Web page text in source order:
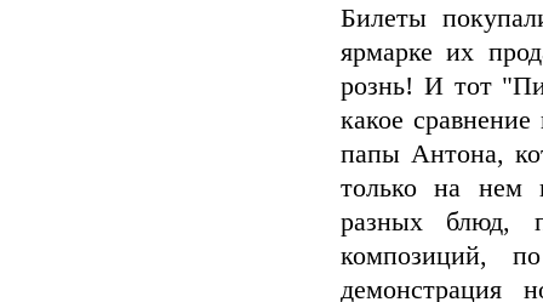
Билеты
ярмарке их
рознь! И тот
какое
папы Антона,
только на нем
разных блюд,
композиций,
демонстрация